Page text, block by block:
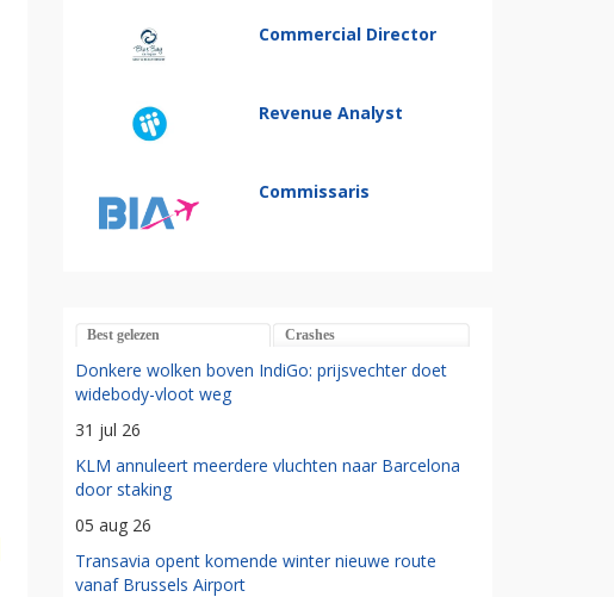
Commercial Director
Revenue Analyst
Commissaris
Best gelezen Crashes
Donkere wolken boven IndiGo: prijsvechter doet
widebody-vloot weg
31 jul 26
KLM annuleert meerdere vluchten naar Barcelona
door staking
05 aug 26
Transavia opent komende winter nieuwe route
vanaf Brussels Airport